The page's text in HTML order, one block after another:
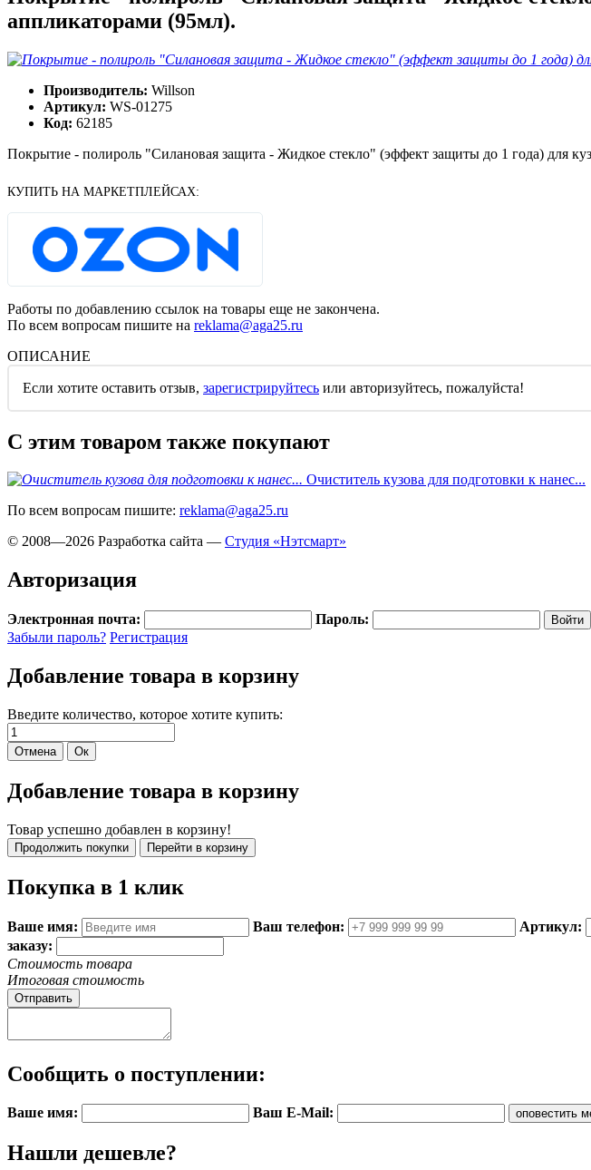
аппликаторами (95мл).
Производитель: Willson
Артикул: WS-01275
Код: 62185
Покрытие - полироль "Силановая защита - Жидкое стекло" (эффект защиты до 1 года) для
КУПИТЬ НА МАРКЕТПЛЕЙСАХ:
Работы по добавлению ссылок на товары еще не закончена.
По всем вопросам пишите на reklama@aga25.ru
ОПИСАНИЕ
Если хотите оставить отзыв, зарегистрируйтесь или авторизуйтесь, пожалуйста!
С этим товаром также покупают
Очиститель кузова для подготовки к нанес...
По всем вопросам пишите: reklama@aga25.ru
© 2008—2026 Разработка сайта — Студия «Нэтсмарт»
Авторизация
Электронная почта:
Пароль:
Забыли пароль? Регистрация
Добавление товара в корзину
Введите количество, которое хотите купить:
Добавление товара в корзину
Товар успешно добавлен в корзину!
Покупка в 1 клик
Ваше имя: Ваш телефон: Артикул:
заказу:
Стоимость товара
Итоговая стоимость
Отправить
Сообщить о поступлении:
Ваше имя: Ваш E-Mail:
Нашли дешевле?